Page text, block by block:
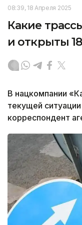
08:39, 18 Апреля 2025
Какие
и открыты
В нацкомпании
текущей
корреспондент